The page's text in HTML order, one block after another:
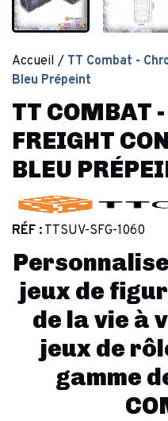
Accueil
TT Combat -
Bleu Prépeint
TT COMBAT
FREIGHT
BLEU
RÉF : TTSUV-SFG-1060
jeux de
de la vie à
jeux de
gamme